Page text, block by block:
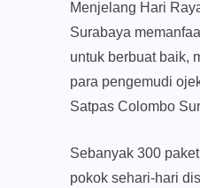
Menjelang Hari
Surabaya
untuk berbuat baik,
para pengemudi
Satpas Colombo
Sebanyak 300
pokok sehari-hari